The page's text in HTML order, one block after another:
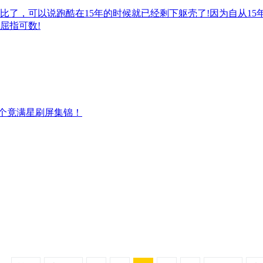
了，可以说跑酷在15年的时候就已经剩下躯壳了!因为自从
指可数!
竟满星刷屏集锦！